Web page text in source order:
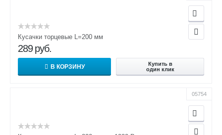
Кусачки торцевые L=200 мм
289 руб.
В КОРЗИНУ
Купить в
один клик
05754